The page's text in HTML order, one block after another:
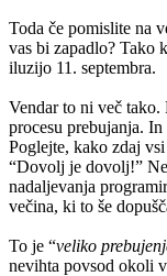
Toda če pomislite na
vas bi zapadlo? Tako
iluzijo 11. septembra.
Vendar to ni več tako.
procesu prebujanja.
Poglejte, kako zdaj
“Dovolj je dovolj!”
nadaljevanja
večina, ki to še
To je “veliko
nevihta povsod okoli